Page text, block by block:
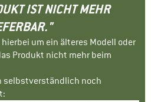
IST NICHT MEHR
um ein älteres Modell oder
Produkt nicht mehr beim
selbstverständlich noch